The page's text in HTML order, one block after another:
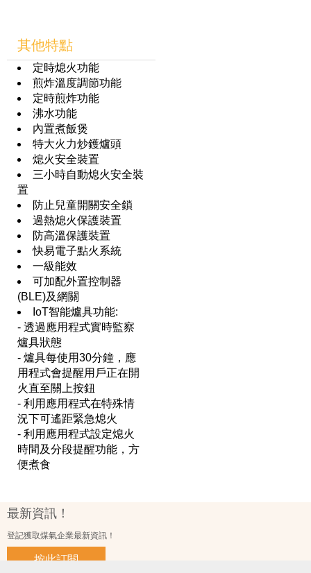
其他特點
定時熄火功能
煎炸溫度調節功能
定時煎炸功能
沸水功能
內置煮飯煲
特大火力炒鑊爐頭
熄火安全裝置
三小時自動熄火安全裝
置
防止兒童開關安全鎖
過熱熄火保護裝置
防高溫保護裝置
快易電子點火系統
一級能效
可加配外置控制器
(BLE)及網關
IoT智能爐具功能:
- 透過應用程式實時監察
爐具狀態
- 爐具每使用30分鐘，應
用程式會提醒用戶正在開
火直至關上按鈕
- 利用應用程式在特殊情
況下可遙距緊急熄火
- 利用應用程式設定熄火
時間及分段提醒功能，方
便煮食
最新資訊！
登記獲取煤氣企業最新資訊！
按此訂閱